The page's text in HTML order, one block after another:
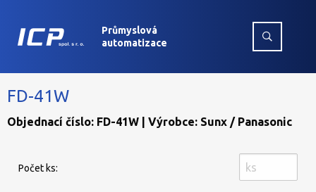
Průmyslová
automatizace
FD-41W
Objednací číslo: FD-41W | Výrobce: Sunx / Panasonic
Počet ks: